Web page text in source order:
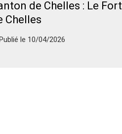
de Chelles : Le Fort
Chelles
le 10/04/2026